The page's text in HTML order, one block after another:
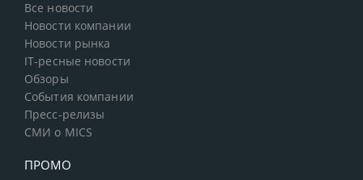
Все новости
Новости компании
Новости рынка
IT-ресные новости
Обзоры
События компании
Пресс-релизы
СМИ о MICS
ПРОМО